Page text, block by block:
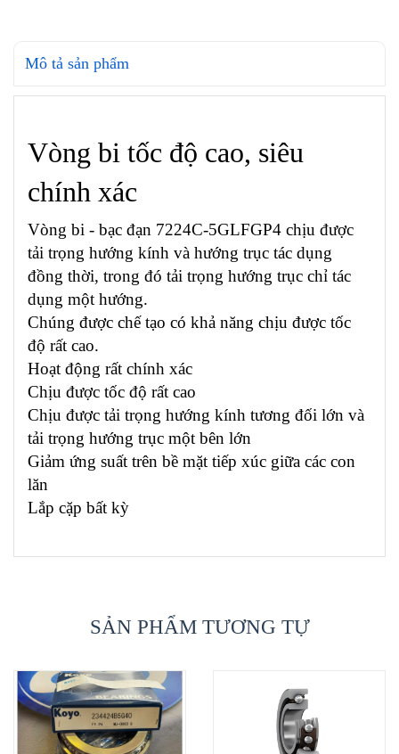
Mô tả sản phẩm
Vòng bi tốc độ cao, siêu
chính xác
Vòng bi - bạc đạn 7224C-5GLFGP4 chịu được
tải trọng hướng kính và hướng trục tác dụng
đồng thời, trong đó tải trọng hướng trục chỉ tác
dụng một hướng.
Chúng được chế tạo có khả năng chịu được tốc
độ rất cao.
Hoạt động rất chính xác
Chịu được tốc độ rất cao
Chịu được tải trọng hướng kính tương đối lớn và
tải trọng hướng trục một bên lớn
Giảm ứng suất trên bề mặt tiếp xúc giữa các con
lăn
Lắp cặp bất kỳ
SẢN PHẨM TƯƠNG TỰ